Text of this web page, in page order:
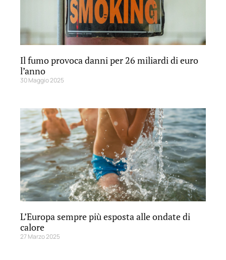
Il fumo provoca danni per 26 miliardi di euro
l’anno
30 Maggio 2025
L’Europa sempre più esposta alle ondate di
calore
27 Marzo 2025